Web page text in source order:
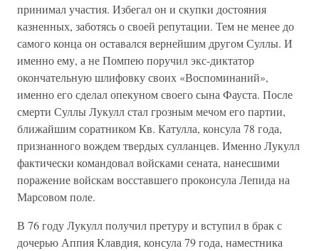
принимал участия. Избегал он и скупки достояния
казненных, заботясь о своей репутации. Тем не менее до
самого конца он оставался вернейшим другом Суллы. И
именно ему, а не Помпею поручил экс-диктатор
окончательную шлифовку своих «Воспоминаний»,
именно его сделал опекуном своего сына Фауста. После
смерти Суллы Лукулл стал грозным мечом его партии,
ближайшим соратником Кв. Катулла, консула 78 года,
признанного вождем твердых сулланцев. Именно Лукулл
фактически командовал войсками сената, нанесшими
поражение войскам восставшего проконсула Лепида на
Марсовом поле.
В 76 году Лукулл получил претуру и вступил в брак с
дочерью Аппия Клавдия, консула 79 года, наместника